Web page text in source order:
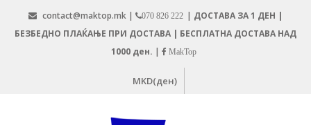
content
contact@maktop.mk | 070 826 222 | ДОСТАВА ЗА 1 ДЕН |
БЕЗБЕДНО ПЛАЌАЊЕ ПРИ ДОСТАВА | БЕСПЛАТНА ДОСТАВА НАД
1000 ден. | MakTop
MKD(ден)